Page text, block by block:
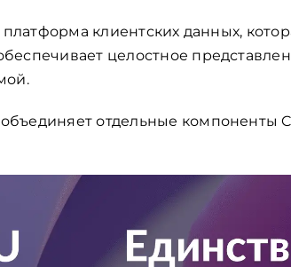
клиентских данных,
целостное
отдельные компоненты